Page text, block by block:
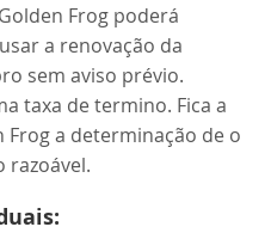
Frog poderá
a renovação da
sem aviso prévio.
taxa de termino. Fica a
a determinação de o
razoável.